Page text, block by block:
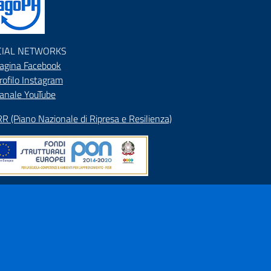
NETWORKS
Facebook
Instagram
YouTube
(Piano Nazionale di Ripresa e Resilienza)